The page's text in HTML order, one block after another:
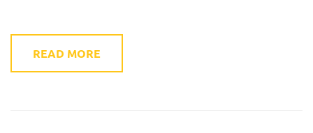
READ MORE